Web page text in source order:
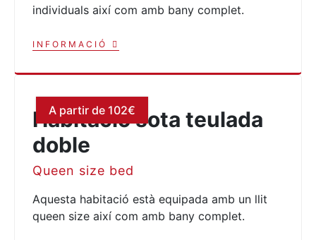
individuals així com amb bany complet.
INFORMACIÓ
A partir de 102€
Habitació sota teulada
doble
Queen size bed
Aquesta habitació està equipada amb un llit
queen size així com amb bany complet.